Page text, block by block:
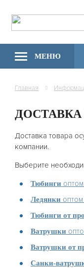
МЕНЮ
Главная
Доставка товара
компании.
Выберите
Тюбинги
Ледянки
Тюбинги от
Ватрушки
Ватрушки от
Санки-